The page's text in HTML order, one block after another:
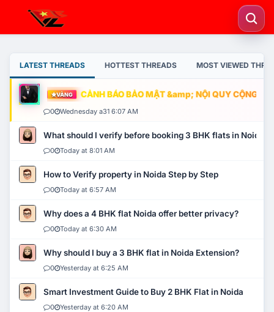
LATEST THREADS HOTTEST THREADS MOST VIEWED
VÀNG CẢNH BÁO BẢO MẬT &amp; NỘI QUY CỘNG
0 Wednesday a31 6:07 AM
What should I verify before booking 3 BHK flats in Noida?
0 Today at 8:01 AM
How to Verify property in Noida Step by Step
0 Today at 6:57 AM
Why does a 4 BHK flat Noida offer better privacy?
0 Today at 6:30 AM
Why should I buy a 3 BHK flat in Noida Extension?
0 Yesterday at 6:25 AM
Smart Investment Guide to Buy 2 BHK Flat in Noida
0 Yesterday at 6:20 AM